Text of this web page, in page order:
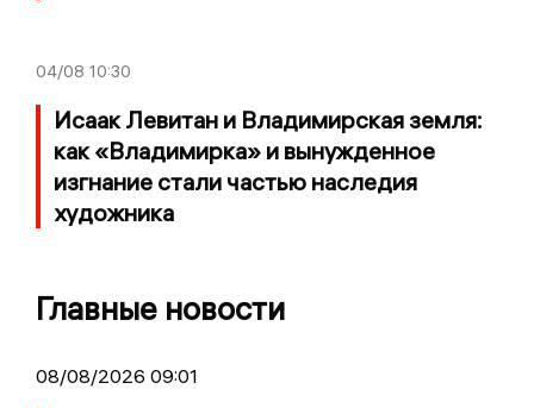
04/08 10:30
Исаак Левитан и Владимирская земля:
как «Владимирка» и вынужденное
изгнание стали частью наследия
художника
Главные новости
08/08/2026 09:01